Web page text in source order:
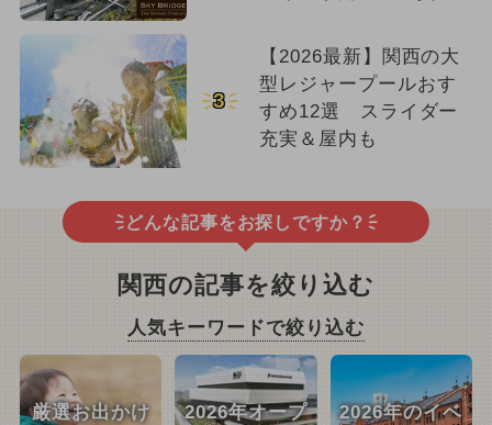
3
【2026最新】関西の大
型レジャープールおす
すめ12選 スライダー
充実＆屋内も
どんな記事をお探しですか？
関西の記事を絞り込む
人気キーワードで絞り込む
厳選お出かけ
2026年オープ
2026年のイベ